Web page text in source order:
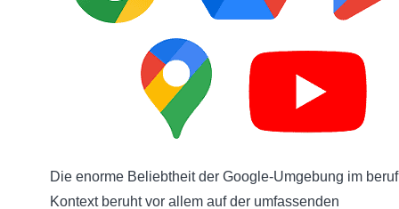
Die enorme Beliebtheit der Google-Umgebung im
Kontext beruht vor allem auf der umfassenden